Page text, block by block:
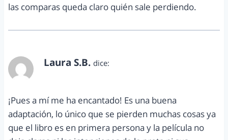
las comparas queda claro quién sale perdiendo.
Laura S.B. dice:
¡Pues a mí me ha encantado! Es una buena
adaptación, lo único que se pierden muchas cosas ya
que el libro es en primera persona y la película no